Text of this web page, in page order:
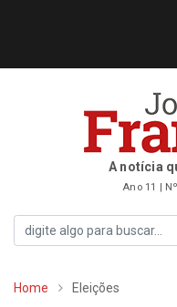
A notícia
Ano 11 |
Home Eleições